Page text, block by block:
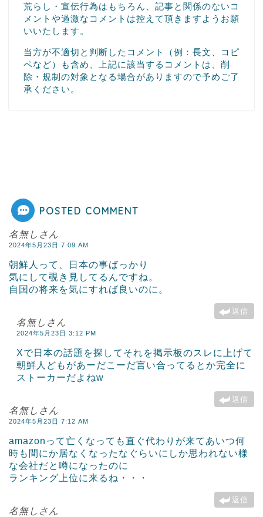
荒らし・宣伝行為はもちろん、記事と関係のないコ
メントや過激なコメントは控えて頂きますようお願
いいたします。
当方が不適切と判断したコメント（例：長文、コピ
ペなど）も含め、上記に該当するコメントは、削
除・規制の対象となる場合がありますので予めご了
承ください。
POSTED COMMENT
名無しさん
2024年5月23日 7:09 AM
朝鮮人って、日本の事ばっかり
気にして覗き見してるんですね。
自国の将来を気にすれば良いのに。
返信
名無しさん
2024年5月23日 3:12 PM
Xで日本の話題を探してそれを掲示板のスレに上げて
朝鮮人どもがあーだこーだ言い合ってるとか完全に
ストーカーだよねw
返信
名無しさん
2024年5月23日 7:12 AM
amazonって亡くなっても直ぐ代わりが来てあいつ何
時も間にか居なくなったなぐらいにしか思われない様
な会社だと噂になったのに
ランキング上位に来るね・・・
返信
名無しさん